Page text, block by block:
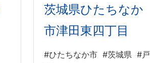
茨城県ひたちなか
市津田東四丁目
#ひたちなか市 #茨城県 #戸